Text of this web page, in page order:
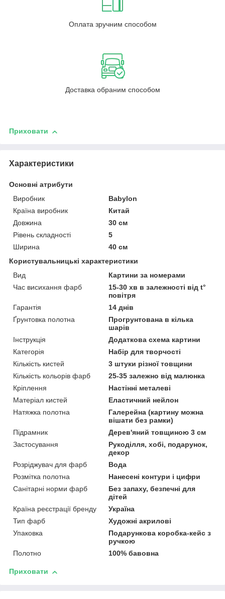
Оплата зручним способом
Доставка обраним способом
Приховати
Характеристики
Основні атрибути
Виробник
Babylon
Країна виробник
Китай
Довжина
30 см
Рівень складності
5
Ширина
40 см
Користувальницькі характеристики
Вид
Картини за номерами
Час висихання фарб
15-30 хв в залежності від t°
повітря
Гарантія
14 днів
Ґрунтовка полотна
Прогрунтована в кілька
шарів
Інструкція
Додаткова схема картини
Категорія
Набір для творчості
Кількість кистей
3 штуки різної товщини
Кількість кольорів фарб
25-35 залежно від малюнка
Кріплення
Настінні металеві
Матеріал кистей
Еластичний нейлон
Натяжка полотна
Галерейна (картину можна
вішати без рамки)
Підрамник
Дерев'яний товщиною 3 см
Застосування
Рукоділля, хобі, подарунок,
декор
Розріджувач для фарб
Вода
Розмітка полотна
Нанесені контури і цифри
Санітарні норми фарб
Без запаху, безпечні для
дітей
Країна реєстрації бренду
Україна
Тип фарб
Художні акрилові
Упаковка
Подарункова коробка-кейс з
ручкою
Полотно
100% бавовна
Приховати